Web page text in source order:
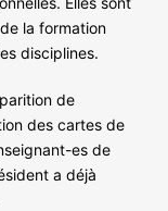
la formation
disciplines.
de
des cartes de
es de
a déjà